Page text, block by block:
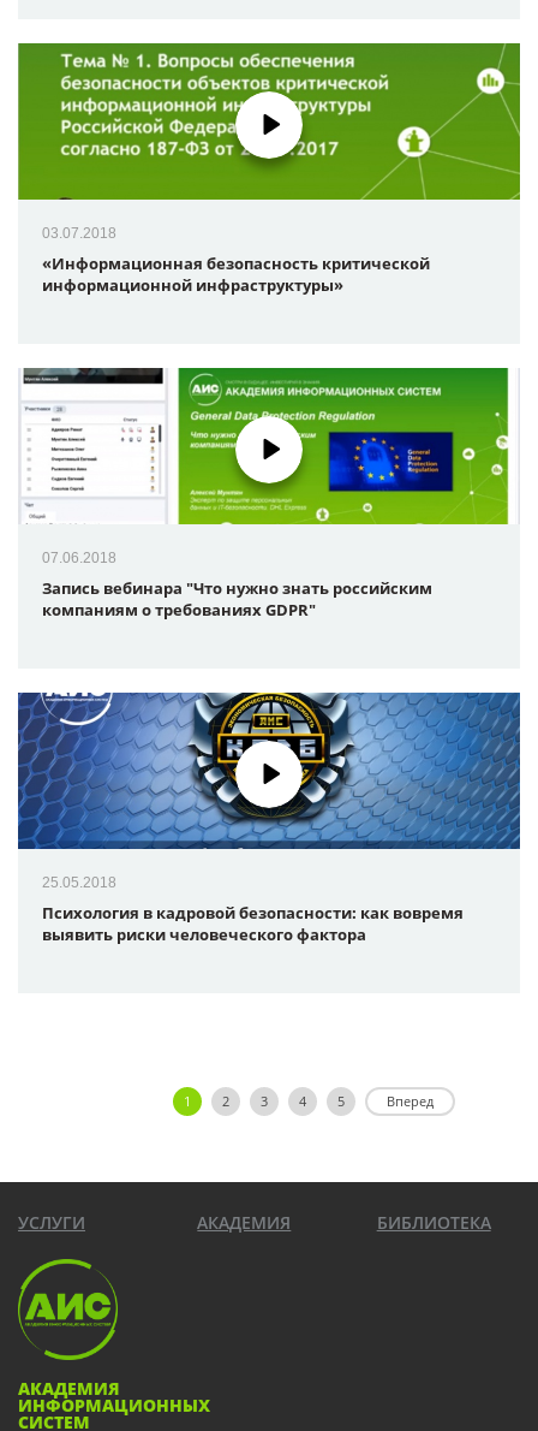
03.07.2018
«Информационная безопасность критической
информационной инфраструктуры»
07.06.2018
Запись вебинара "Что нужно знать российским
компаниям о требованиях GDPR"
25.05.2018
Психология в кадровой безопасности: как вовремя
выявить риски человеческого фактора
1 2 3 4 5 Вперед
УСЛУГИ АКАДЕМИЯ БИБЛИОТЕКА
АКАДЕМИЯ
ИНФОРМАЦИОННЫХ
СИСТЕМ